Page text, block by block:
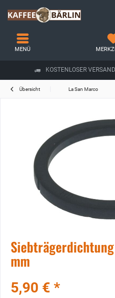
KOSTENLOSER
MENÜ
Übersicht La San Marco
mm
5,90 € *